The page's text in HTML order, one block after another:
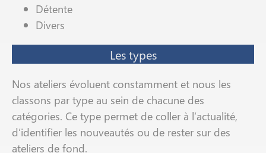
Détente
Divers
Les types
Nos ateliers évoluent constamment et nous les
classons par type au sein de chacune des
catégories. Ce type permet de coller à l’actualité,
d’identifier les nouveautés ou de rester sur des
ateliers de fond.